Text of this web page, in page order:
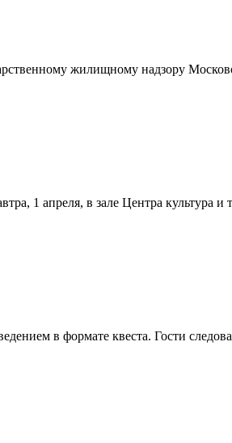
жилищному надзору
1 апреля, в зале Центра культура
в формате квеста. Гости